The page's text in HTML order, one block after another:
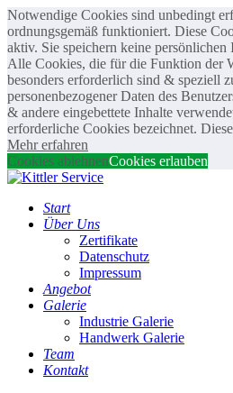
Notwendige Cookies sind unbedingt
ordnungsgemäß funktioniert. Diese
aktiv. Sie speichern keine persönlichen
Alle Cookies, die für die Funktion der
besonders erforderlich sind & speziell
personenbezogener Daten des
& andere eingebettete Inhalte
erforderliche Cookies bezeichnet.
Mehr erfahren
Cookies ablehnenCookies erlauben
Start
Über Uns
Zertifikate
Datenschutz
Impressum
Angebot
Galerie
Industrie Galerie
Handwerk Galerie
Team
Kontakt